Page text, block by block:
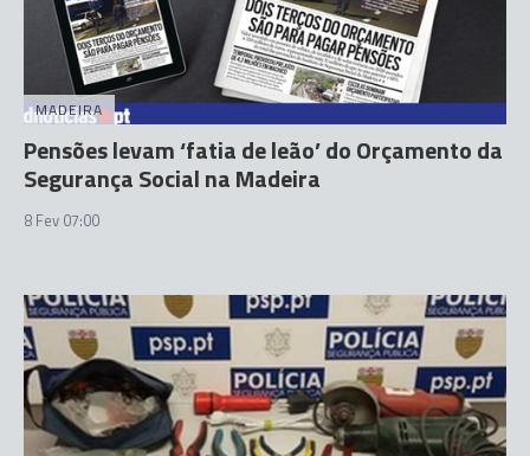
MADEIRA
Pensões levam ‘fatia de leão’ do Orçamento da
Segurança Social na Madeira
8 Fev 07:00